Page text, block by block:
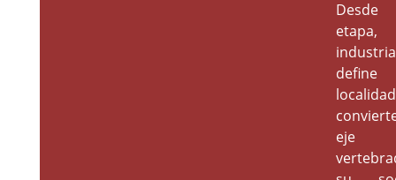
Desde
industria
eje